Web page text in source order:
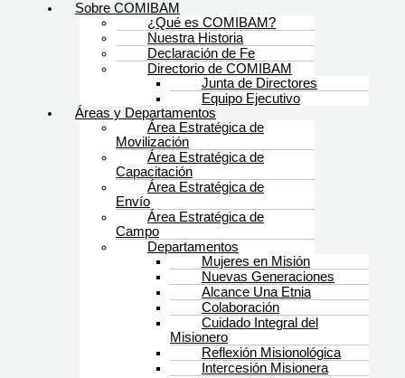
Sobre COMIBAM
¿Qué es COMIBAM?
Nuestra Historia
Declaración de Fe
Directorio de COMIBAM
Junta de Directores
Equipo Ejecutivo
Áreas y Departamentos
Área Estratégica de
Movilización
Área Estratégica de
Capacitación
Área Estratégica de
Envío
Área Estratégica de
Campo
Departamentos
Mujeres en Misión
Nuevas Generaciones
Alcance Una Etnia
Colaboración
Cuidado Integral del
Misionero
Reflexión Misionológica
Intercesión Misionera